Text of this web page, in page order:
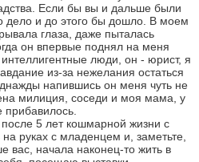
Если бы вы и дальше были
дело и до этого бы дошло. В моем
глаза, даже пыталась
он впервые поднял на меня
интеллигентные люди, он - юрист, я
из-за нежелания остаться
напившись он меня чуть не
милиция, соседи и моя мама, у
прибавилось.
после 5 лет кошмарной жизни с
руках с младенцем и, заметьте,
вас, начала наконец-то жить в